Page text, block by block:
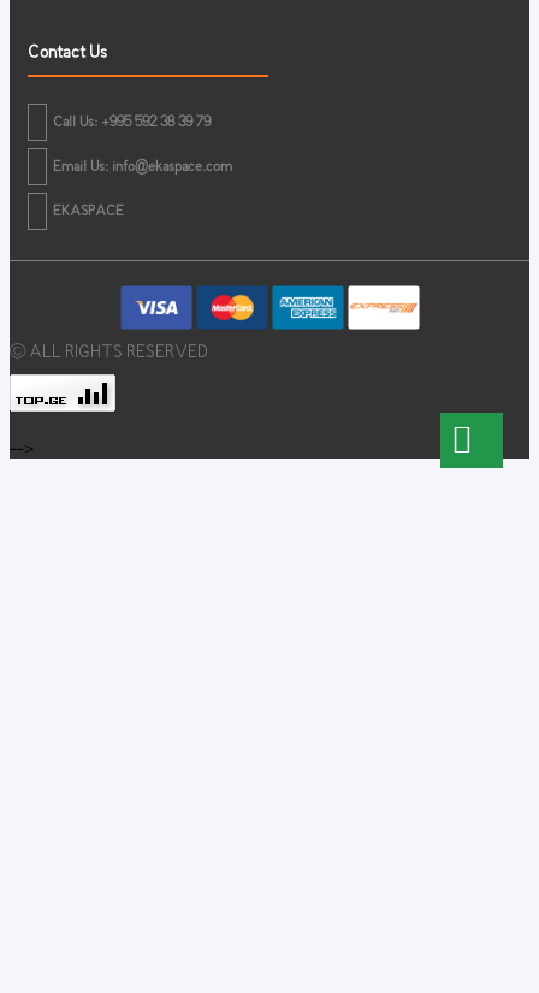
Contact Us
Call Us: +995 592 38 39 79
Email Us: info@ekaspace.com
EKASPACE
© ALL RIGHTS RESERVED
-->